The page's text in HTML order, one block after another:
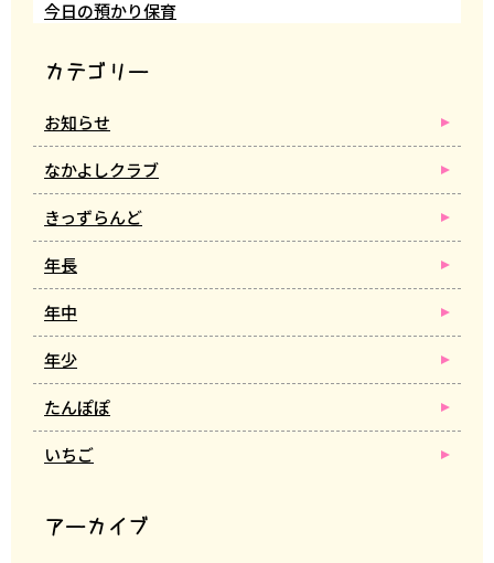
今日の預かり保育
カテゴリー
お知らせ
なかよしクラブ
きっずらんど
年長
年中
年少
たんぽぽ
いちご
アーカイブ